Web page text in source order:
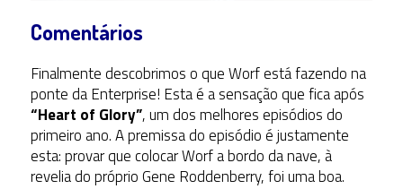
Comentários
Finalmente descobrimos o que Worf está fazendo na
ponte da Enterprise! Esta é a sensação que fica após
“Heart of Glory”, um dos melhores episódios do
primeiro ano. A premissa do episódio é justamente
esta: provar que colocar Worf a bordo da nave, à
revelia do próprio Gene Roddenberry, foi uma boa.